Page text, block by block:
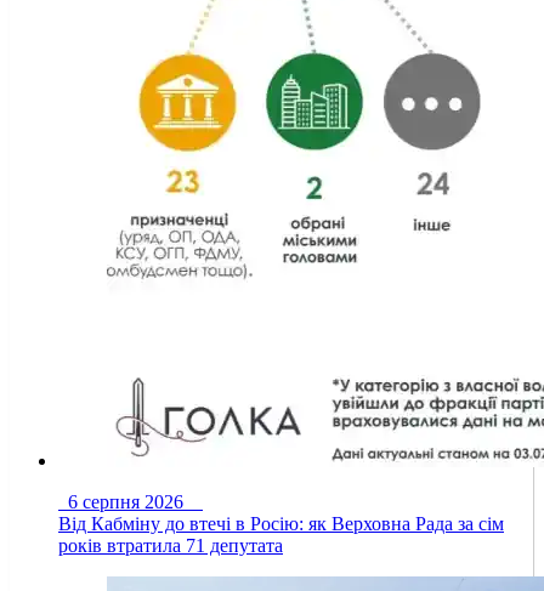
6 серпня 2026
Від Кабміну до втечі в Росію: як Верховна Рада за сім
років втратила 71 депутата